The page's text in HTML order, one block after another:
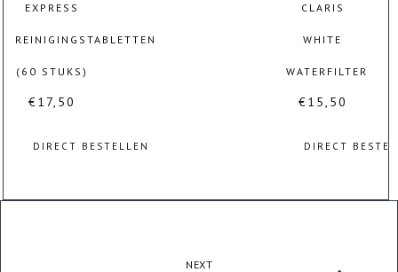
EXPRESS
REINIGINGSTABLETTEN
(60 STUKS)
€17,50
DIRECT BESTELLEN
CLARIS
WHITE
WATERFILTER
€15,50
DIRECT
NEXT